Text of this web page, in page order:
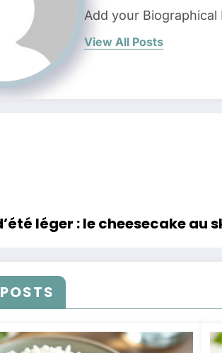
Add your Biographical
View All Posts
léger : le cheesecake